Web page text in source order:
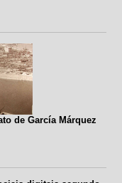
de García Márquez